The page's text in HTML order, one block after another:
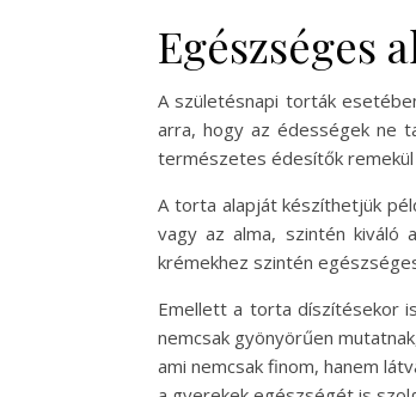
Egészséges
A születésnapi torták
arra, hogy az édességek ne
természetes édesítők
A torta alapját készíthetjük
vagy az alma, szintén kiváló
krémekhez szintén
Emellett a torta díszítésekor
nemcsak gyönyörűen
ami nemcsak finom, hanem